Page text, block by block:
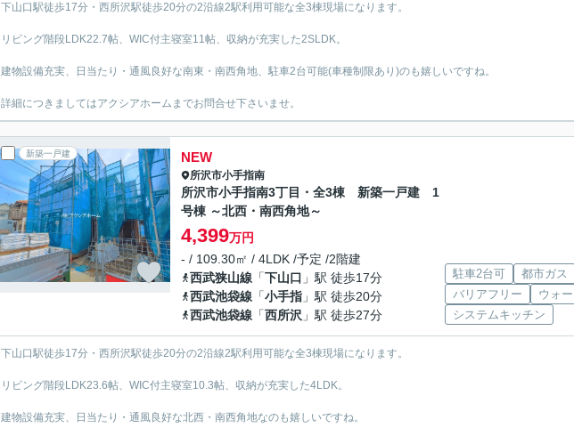
下山口駅徒歩17分・西所沢駅徒歩20分の2沿線2駅利用可能な全3棟現場になります。
リビング階段LDK22.7帖、WIC付主寝室11帖、収納が充実した2SLDK。
建物設備充実、日当たり・通風良好な南東・南西角地、駐車2台可能(車種制限あり)のも嬉しいですね。
詳細につきましてはアクシアホームまでお問合せ下さいませ。
新築一戸建 NEW
所沢市小手指南
所沢市小手指南3丁目・全3棟 新築一戸建 1
号棟 ～北西・南西角地～
4,399万円
- / 109.30㎡ / 4LDK /予定 /2階建
西武狭山線 「下山口 」駅 徒歩17分
西武池袋線 「小手指 」駅 徒歩20分
西武池袋線 「西所沢 」駅 徒歩27分
駐車2台可 都市ガス
バリアフリー
ウォ
システムキッチン
下山口駅徒歩17分・西所沢駅徒歩20分の2沿線2駅利用可能な全3棟現場になります。
リビング階段LDK23.6帖、WIC付主寝室10.3帖、収納が充実した4LDK。
建物設備充実、日当たり・通風良好な北西・南西角地なのも嬉しいですね。